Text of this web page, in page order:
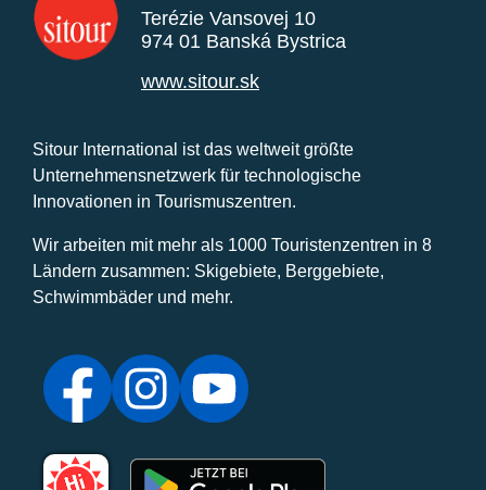
Terézie Vansovej 10
974 01 Banská Bystrica
www.sitour.sk
Sitour International ist das weltweit größte
Unternehmensnetzwerk für technologische
Innovationen in Tourismuszentren.
Wir arbeiten mit mehr als 1000 Touristenzentren in 8
Ländern zusammen: Skigebiete, Berggebiete,
Schwimmbäder und mehr.